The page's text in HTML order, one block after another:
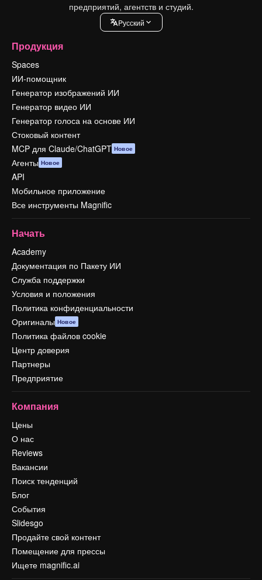
предприятий, агентств и студий.
Pусский
Продукция
Spaces
ИИ-помощник
Генератор изображений ИИ
Генератор видео ИИ
Генератор голоса на основе ИИ
Стоковый контент
MCP для Claude/ChatGPT Новое
Агенты Новое
API
Мобильное приложение
Все инструменты Magnific
Начать
Academy
Документация по Пакету ИИ
Служба поддержки
Условия и положения
Политика конфиденциальности
Оригиналы Новое
Политика файлов cookie
Центр доверия
Партнеры
Предприятие
Компания
Цены
О нас
Reviews
Вакансии
Поиск тенденций
Блог
События
Slidesgo
Продайте свой контент
Помещение для прессы
Ищете magnific.ai